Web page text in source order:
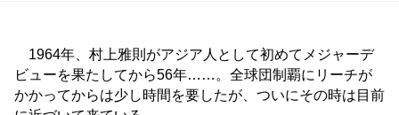
1964年、村上雅則がアジア人として初めてメジャーデ
ビューを果たしてから56年……。全球団制覇にリーチが
かかってからは少し時間を要したが、ついにその時は目前